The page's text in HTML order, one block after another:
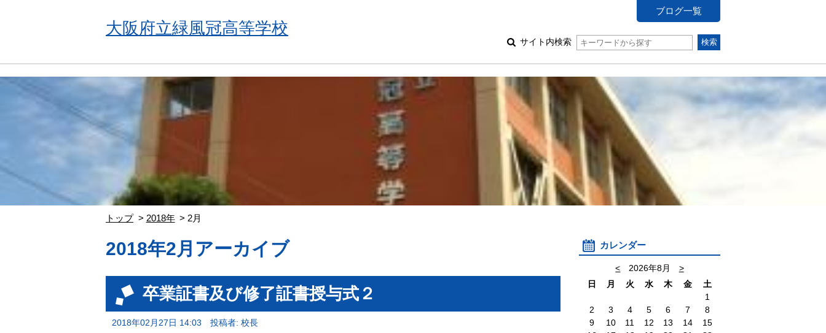
大阪府立緑風冠高等学校
ブログ一覧
サイト内検索
トップ 2018年 2月
2018年2月アーカイブ
卒業証書及び修了証書授与式２
2018年02月27日 14:03 投稿者: 校長
カレンダー
< 2026年8月
>
日
月 火 水 木 金
土
1
2
3 4 5 6 7
8
9
10 11 12 13 14
15